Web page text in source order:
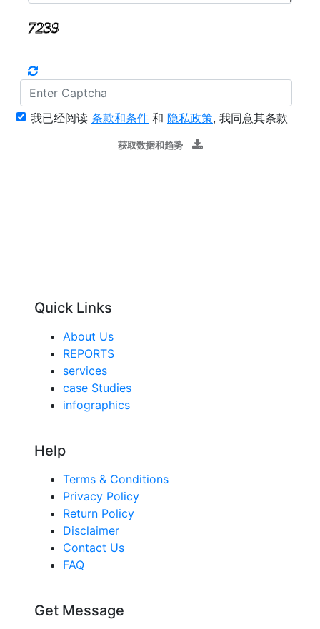
我已经阅读 条款和条件 和 隐私政策, 我同意其条款
获取数据和趋势
Quick Links
About Us
REPORTS
services
case Studies
infographics
Help
Terms & Conditions
Privacy Policy
Return Policy
Disclaimer
Contact Us
FAQ
Get Message